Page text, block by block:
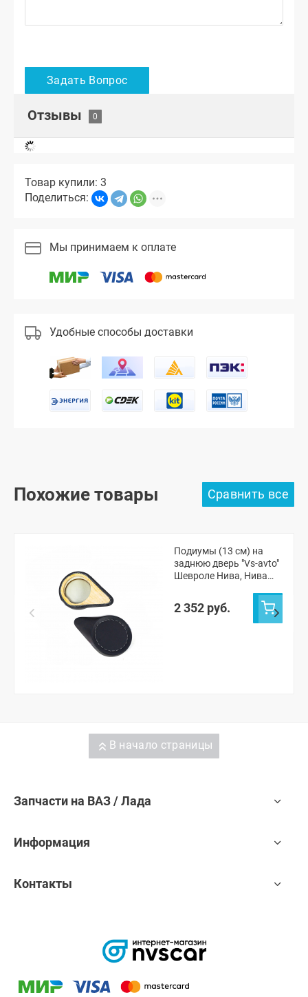
Отзывы
Товар купили: 3
Поделиться:
Мы принимаем к оплате
Удобные способы доставки
Похожие товары
Подиумы (13 см) на
заднюю дверь "Vs-avto"
Шевроле Нива, Нива
2 352 руб.
В начало страницы
Запчасти на ВАЗ / Лада
Информация
Контакты